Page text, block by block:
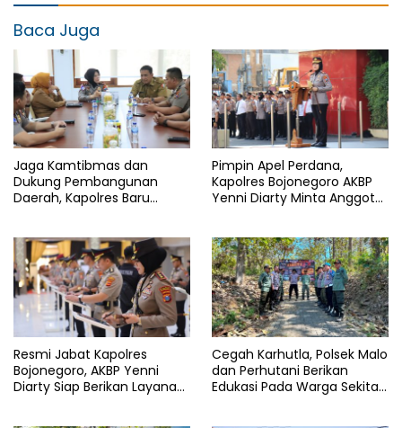
Baca Juga
Jaga Kamtibmas dan
Dukung Pembangunan
Daerah, Kapolres Baru
Pimpin Apel Perdana,
Kapolres Bojonegoro AKBP
Yenni Diarty Minta Anggota
Resmi Jabat Kapolres
Bojonegoro, AKBP Yenni
Diarty Siap Berikan Layanan
Cegah Karhutla, Polsek Malo
dan Perhutani Berikan
Edukasi Pada Warga Sekitar